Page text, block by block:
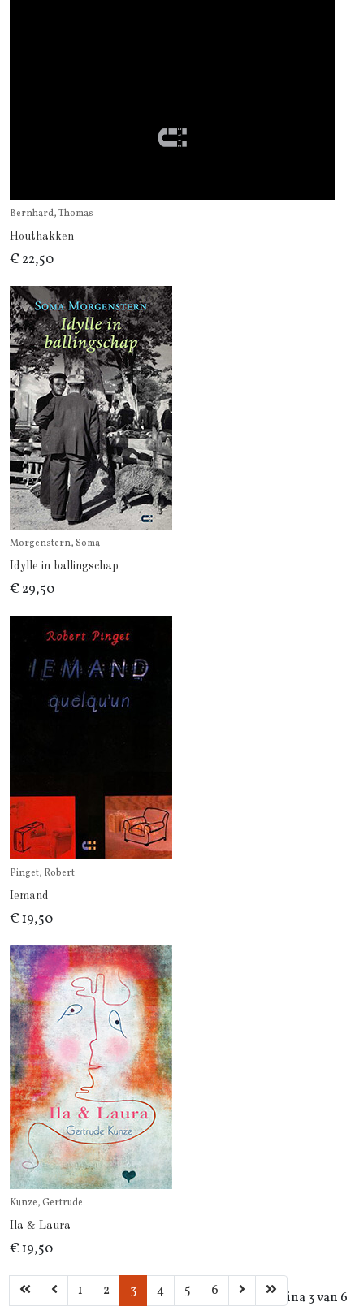
Bernhard, Thomas
Houthakken
€ 22,50
Morgenstern, Soma
Idylle in ballingschap
€ 29,50
Pinget, Robert
Iemand
€ 19,50
Kunze, Gertrude
Ila & Laura
€ 19,50
Pagina 3 van 6
1 2 3 4 5 6